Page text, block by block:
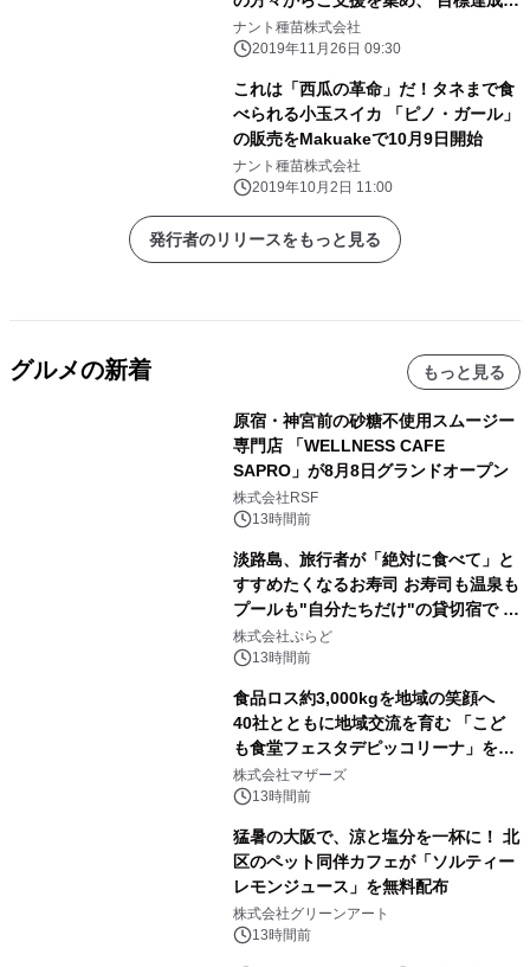
349％でクラウドファンディング終
了！
ナント種苗株式会社
2019年11月26日 09:30
これは「西瓜の革命」だ！タネまで食
べられる小玉スイカ 「ピノ・ガール」
の販売をMakuakeで10月9日開始
ナント種苗株式会社
2019年10月2日 11:00
発行者のリリースをもっと見る
グルメの新着 もっと見る
原宿・神宮前の砂糖不使用スムージー
専門店 「WELLNESS CAFE
SAPRO」が8月8日グランドオープン
株式会社RSF
13時間前
淡路島、旅行者が「絶対に食べて」と
すすめたくなるお寿司 お寿司も温泉も
プールも"自分たちだけ"の貸切宿で 1
日1組限定「岩屋温泉 絵島別庭 海と
森」の握り寿司プラン
株式会社ぷらど
13時間前
食品ロス約3,000kgを地域の笑顔へ
40社とともに地域交流を育む 「こど
も食堂フェスタデピッコリーナ」を9
月5日(土)開催
株式会社マザーズ
13時間前
猛暑の大阪で、涼と塩分を一杯に！ 北
区のペット同伴カフェが「ソルティー
レモンジュース」を無料配布
株式会社グリーンアート
13時間前